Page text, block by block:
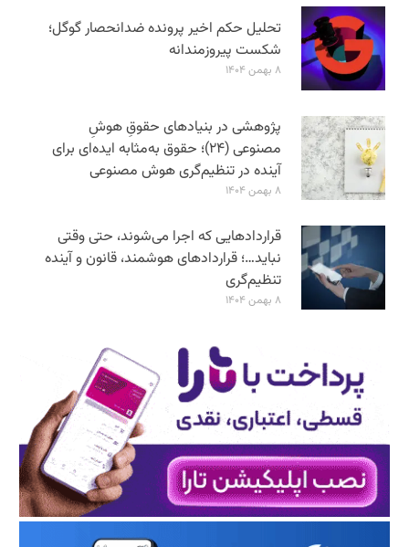
تحلیل حکم اخیر پرونده ضدانحصار گوگل؛
شکست پیروزمندانه
۸ بهمن ۱۴۰۴
پژوهشی در بنیادهای حقوقِ هوشِ
مصنوعی (۲۴)؛ حقوق به‌مثابه ایده‌ای برای
آینده در تنظیم‌گری هوش مصنوعی
۸ بهمن ۱۴۰۴
قراردادهایی که اجرا می‌شوند، حتی وقتی
نباید…؛ قراردادهای هوشمند، قانون و آینده
تنظیم‌گری
۸ بهمن ۱۴۰۴